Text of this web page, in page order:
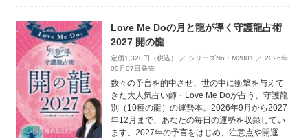
Love Me Doの月と龍が導く守護龍占術
2027 開の龍
定価1,320円（税込） ／ シリーズNo：M2001 ／ 2026年
09月07日発売
数々の予言を的中させ、世の中に衝撃を与えて
きた大人気占い師・Love Me Doが占う、守護龍
別（10種の龍）の運勢本。2026年9月から2027
年12月まで、あなたの毎日の運勢を収録してい
ます。2027年の予言をはじめ、注意点や開運